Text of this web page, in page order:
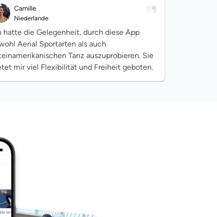
Camille
Niederlande
hatte die Gelegenheit, durch diese App
Aerial Sportarten als auch
Tanz auszuprobieren. Sie
mir viel Flexibilität und Freiheit geboten.